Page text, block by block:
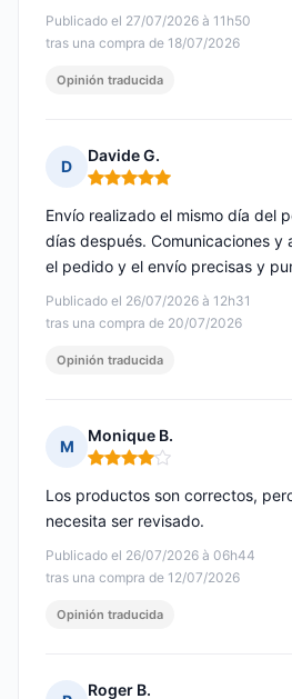
Publicado el 27/07/2026 à 11h50
tras una compra de 18/07/2026
Opinión traducida
D
Davide G.
Nota: 5 de 5
Publicado el 26/07/2026 à 12h31
tras una compra de 20/07/2026
Envío realizado el mismo día del
días después. Comunicaciones y
el pedido y el envío precisas y
Opinión traducida
M
Monique B.
Nota: 4 de 5
Publicado el 26/07/2026 à 06h44
tras una compra de 12/07/2026
Los productos son correctos,
necesita ser revisado.
Opinión traducida
Roger B.